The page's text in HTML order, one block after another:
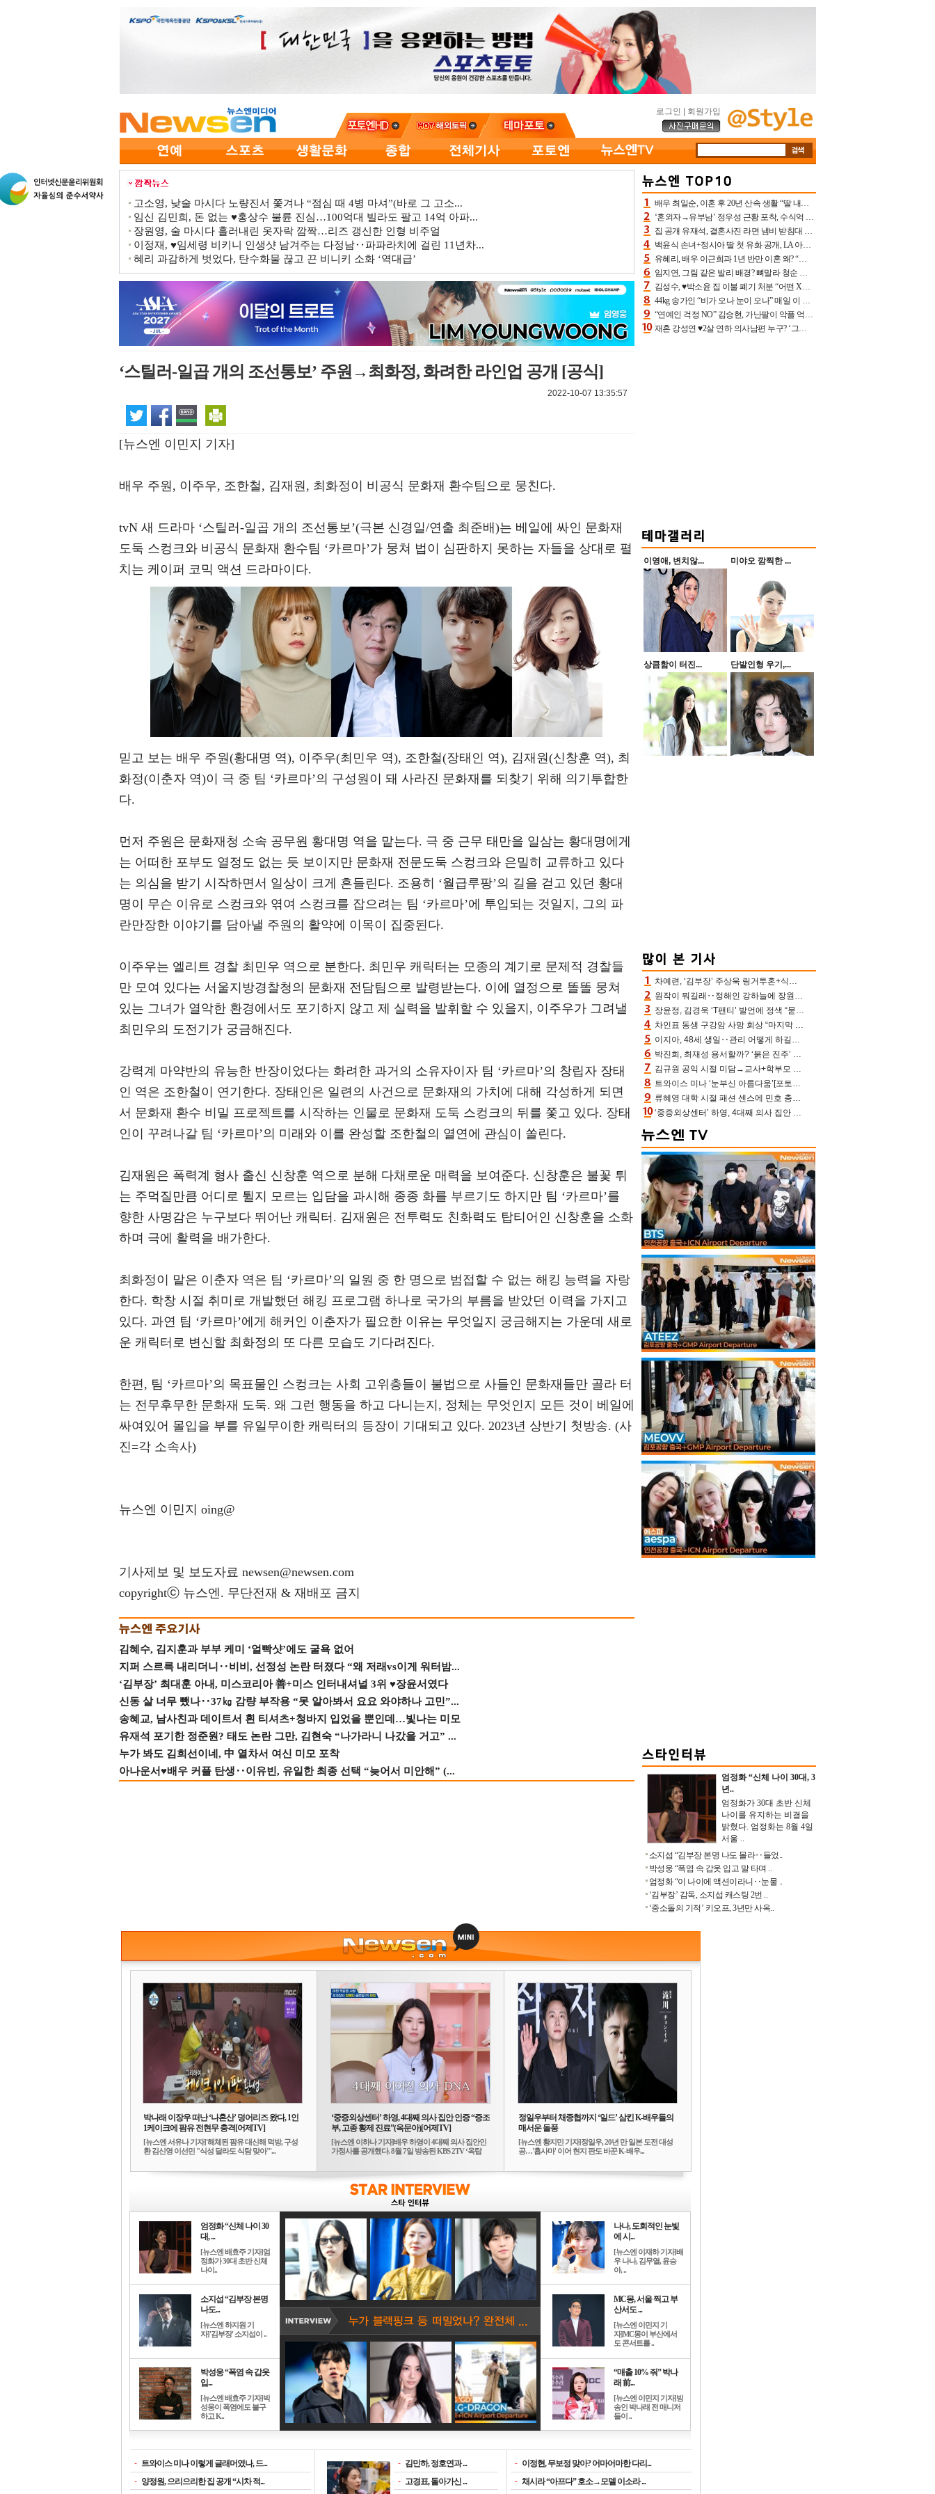
로그인 회원가입
고소영, 낮술 마시다 노량진서 쫓겨나 “점심 때 4병 마셔”(바로 그 고소...
임신 김민희, 돈 없는 ♥홍상수 불륜 진심…100억대 빌라도 팔고 14억 아파...
장원영, 술 마시다 흘러내린 옷자락 깜짝…리즈 갱신한 인형 비주얼
이정재, ♥임세령 비키니 인생샷 남겨주는 다정남‥파파라치에 걸린 11년차...
혜리 과감하게 벗었다, 탄수화물 끊고 끈 비니키 소화 ‘역대급’
‘스틸러-일곱 개의 조선통보’ 주원→최화정, 화려한 라인업 공개 [공식]
2022-10-07 13:35:57
[뉴스엔 이민지 기자]
배우 주원, 이주우, 조한철, 김재원, 최화정이 비공식 문화재 환수팀으로 뭉친다.
tvN 새 드라마 ‘스틸러-일곱 개의 조선통보’(극본 신경일/연출 최준배)는 베일에 싸인 문화재
도둑 스컹크와 비공식 문화재 환수팀 ‘카르마’가 뭉쳐 법이 심판하지 못하는 자들을 상대로 펼
치는 케이퍼 코믹 액션 드라마이다.
믿고 보는 배우 주원(황대명 역), 이주우(최민우 역), 조한철(장태인 역), 김재원(신창훈 역), 최
화정(이춘자 역)이 극 중 팀 ‘카르마’의 구성원이 돼 사라진 문화재를 되찾기 위해 의기투합한
다.
먼저 주원은 문화재청 소속 공무원 황대명 역을 맡는다. 극 중 근무 태만을 일삼는 황대명에게
는 어떠한 포부도 열정도 없는 듯 보이지만 문화재 전문도둑 스컹크와 은밀히 교류하고 있다
는 의심을 받기 시작하면서 일상이 크게 흔들린다. 조용히 ‘월급루팡’의 길을 걷고 있던 황대
명이 무슨 이유로 스컹크와 엮여 스컹크를 잡으려는 팀 ‘카르마’에 투입되는 것일지, 그의 파
란만장한 이야기를 담아낼 주원의 활약에 이목이 집중된다.
이주우는 엘리트 경찰 최민우 역으로 분한다. 최민우 캐릭터는 모종의 계기로 문제적 경찰들
만 모여 있다는 서울지방경찰청의 문화재 전담팀으로 발령받는다. 이에 열정으로 똘똘 뭉쳐
있는 그녀가 열악한 환경에서도 포기하지 않고 제 실력을 발휘할 수 있을지, 이주우가 그려낼
최민우의 도전기가 궁금해진다.
강력계 마약반의 유능한 반장이었다는 화려한 과거의 소유자이자 팀 ‘카르마’의 창립자 장태
인 역은 조한철이 연기한다. 장태인은 일련의 사건으로 문화재의 가치에 대해 각성하게 되면
서 문화재 환수 비밀 프로젝트를 시작하는 인물로 문화재 도둑 스컹크의 뒤를 쫓고 있다. 장태
인이 꾸려나갈 팀 ‘카르마’의 미래와 이를 완성할 조한철의 열연에 관심이 쏠린다.
김재원은 폭력계 형사 출신 신창훈 역으로 분해 다채로운 매력을 보여준다. 신창훈은 불꽃 튀
는 주먹질만큼 어디로 튈지 모르는 입담을 과시해 종종 화를 부르기도 하지만 팀 ‘카르마’를
향한 사명감은 누구보다 뛰어난 캐릭터. 김재원은 전투력도 친화력도 탑티어인 신창훈을 소화
하며 극에 활력을 배가한다.
최화정이 맡은 이춘자 역은 팀 ‘카르마’의 일원 중 한 명으로 범접할 수 없는 해킹 능력을 자랑
한다. 학창 시절 취미로 개발했던 해킹 프로그램 하나로 국가의 부름을 받았던 이력을 가지고
있다. 과연 팀 ‘카르마’에게 해커인 이춘자가 필요한 이유는 무엇일지 궁금해지는 가운데 새로
운 캐릭터로 변신할 최화정의 또 다른 모습도 기다려진다.
한편, 팀 ‘카르마’의 목표물인 스컹크는 사회 고위층들이 불법으로 사들인 문화재들만 골라 터
는 전무후무한 문화재 도둑. 왜 그런 행동을 하고 다니는지, 정체는 무엇인지 모든 것이 베일에
싸여있어 몰입을 부를 유일무이한 캐릭터의 등장이 기대되고 있다. 2023년 상반기 첫방송. (사
진=각 소속사)
뉴스엔 이민지 oing@
기사제보 및 보도자료 newsen@newsen.com
copyrightⓒ 뉴스엔. 무단전재 & 재배포 금지
김혜수, 김지훈과 부부 케미 ‘얼빡샷’에도 굴욕 없어
지퍼 스르륵 내리더니‥비비, 선정성 논란 터졌다 “왜 저래vs이게 워터밤...
‘김부장’ 최대훈 아내, 미스코리아 善+미스 인터내셔널 3위 ♥장윤서였다
신동 살 너무 뺐나‥37㎏ 감량 부작용 “못 알아봐서 요요 와야하나 고민”...
송혜교, 남사친과 데이트서 흰 티셔츠+청바지 입었을 뿐인데…빛나는 미모
유재석 포기한 정준원? 태도 논란 그만, 김현숙 “나가라니 나갔을 거고” ...
누가 봐도 김희선이네, 中 열차서 여신 미모 포착
아나운서♥배우 커플 탄생‥이유빈, 유일한 최종 선택 “늦어서 미안해” (...
배우 최일순, 이혼 후 20년 산속 생활 “딸 내가 버렸다고 원망‥맘 아파”(특종)[어제TV]
‘혼외자→유부남’ 정우성 근황 포착, 수식억 해킹 피해 후배 만났다 “존경하는”
집 공개 유재석, 결혼사진 라면 냄비 받침대 되고 분노‥가족사진도 피해(놀뭐)[어제TV]
백윤식 손녀+정시아 딸 첫 유화 공개, LA 아트쇼→서울국제조각페스타 작가다운 수준급 실력
유혜리, 배우 이근희과 1년 반만 이혼 왜? “식칼 꽂고 의자 던져” 충격 폭로(특종)[어제TV]
임지연, 그림 같은 발리 배경? 뼈말라 청순 비키니 핏에 상대 안 되네
김성수, ♥박소윤 집 이불 폐기 처분 “어떤 X이랑 썼을지 몰라” 질투(신랑수업2)[어제TV]
44kg 송가인 “비가 오나 눈이 오나” 매일 이 운동, 허벅지 근육량 상승+체지방 감소
“연예인 걱정 NO” 김승현, 가난팔이 악플 억울할만‥아내+딸과 日 여행
재혼 강성연 ♥2살 연하 의사남편 누구? ‘그알’ 자문의에 훈남 비주얼 초엘리트 스펙 [종합]
이영애, 변치않... 미야오 깜찍한 ...
상큼함이 터진... 단발인형 우기,...
차예련, ‘김부장’ 주상욱 링거투혼+식스팩 비화 “옷 벗는데 아저씨는 안 된다고”(차장금)
원작이 뭐길래‥정해인 강하늘에 장원영까지 참여한 이 영화
장윤정, 김경욱 ‘T팬티’ 발언에 정색 “묻지 않았는데, 그것도 성희롱”(장공장)
차인표 동생 구강암 사망 회상 “마지막 순간 동생 손 잡아준 신애라, 두고두고 고마워” (신애라이프)
이지아, 48세 생일‥관리 어떻게 하길래 놀라운 동안 미모
박진희, 최재성 용서할까? ‘붉은 진주’ 오늘(7일) 결말 나온다
김규원 공익 시절 미담→교사+학부모 추가 미담 속출 “휠체어 탄 아이와 산책도”[종합]
트와이스 미나 ‘눈부신 아름다움’[포토엔HD]
류혜영 대학 시절 패션 센스에 민호 충격 “레몬색 레깅스에 다리 없는 줄”(나혼산)
‘중증외상센터’ 하영, 4대째 의사 집안 인증 “증조부, 고종 황제 진료”(옥문아)[어제TV]
엄정화 “신체 나이 30대, 3
년..
엄정화가 30대 초반 신체
나이를 유지하는 비결을
밝혔다. 엄정화는 8월 4일
서울 ..
소지섭 “김부장 본명 나도 몰라‥들었..
박성웅 “폭염 속 갑옷 입고 말 타며 ..
엄정화 “이 나이에 액션이라니‥눈물 ..
‘김부장’ 감독, 소지섭 캐스팅 2번 ..
‘중소돌의 기적’ 키오프, 3년만 사옥..
박나래 이장우 떠난 ‘나혼산’ 덩어리즈 왔다, 1인
1케이크에 팜유 전현무 충격[어제TV]
[뉴스엔 서유나 기자]'해체된 팜유 대신해 먹방, 구성
환 김신영 이선민 "식성 달라도 식탐 맞아"'...
‘중증외상센터’ 하영, 4대째 의사 집안 인증 “증조
부, 고종 황제 진료”(옥문아)[어제TV]
[뉴스엔 이하나 기자]배우 하영이 4대째 의사 집안인
가정사를 공개했다. 8월 7일 방송된 KBS 2TV ‘옥탑
정일우부터 채종협까지 ‘일드’ 삼킨 K-배우들의
매서운 돌풍
[뉴스엔 황지민 기자]정일우, 20년 만 일본 도전 대성
공…'횹사마' 이어 현지 판도 바꾼 K-배우...
엄정화 “신체 나이 30
대, ...
[뉴스엔 배효주 기자]엄
정화가 30대 초반 신체
나이..
소지섭 “김부장 본명
나도...
[뉴스엔 하지원 기
자]'김부장' 소지섭이 ..
박성웅 “폭염 속 갑옷
입...
[뉴스엔 배효주 기자]박
성웅이 폭염에도 불구
하고 K..
나나, 도회적인 눈빛
에 시...
[뉴스엔 이재하 기자]배
우 나나, 김무열, 윤승
아, ..
MC몽, 서울 찍고 부
산서도 ...
[뉴스엔 이민지 기
자]MC몽이 부산에서
도 콘서트를 ..
“매출 10% 줘” 박나
래 前...
[뉴스엔 이민지 기자]방
송인 박나래 전 매니저
들이 ..
- 트와이스 미나 이렇게 글래머였나, 드...
- 양정원, 으리으리한 집 공개 “시차 적...
- 김민하, 정호연과 ...
- 고경표, 돌아가신 ...
- 이정현, 무보정 맞아? 어마어마한 다리...
- 채시라 “아프다” 호소→모델 이소라 ...